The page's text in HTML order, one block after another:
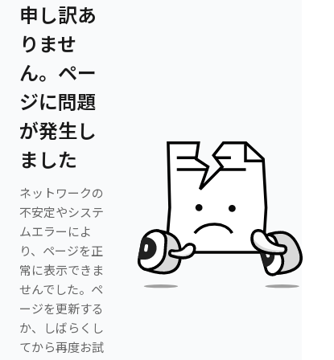
申し訳あ
りませ
ん。ペー
ジに問題
が発生し
ました
ネットワークの
不安定やシステ
ムエラーによ
り、ページを正
常に表示できま
せんでした。ペ
ージを更新する
か、しばらくし
てから再度お試